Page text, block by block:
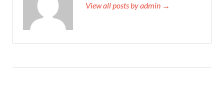
View all posts by admin →